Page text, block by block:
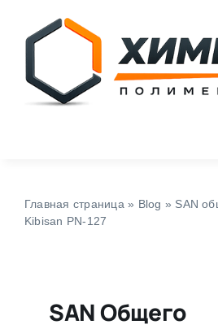
content
Главная страница » Blog » SAN
Kibisan PN-127
SAN Общего